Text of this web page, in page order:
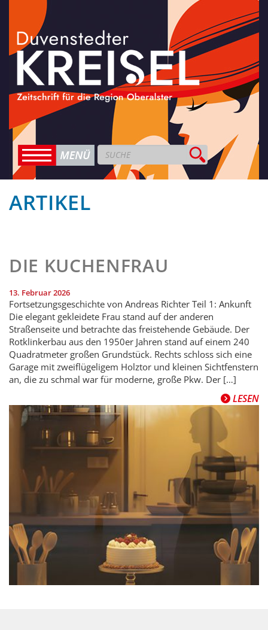
ARTIKEL
DIE KUCHENFRAU
13. Februar 2026
Fortsetzungsgeschichte von Andreas Richter Teil 1: Ankunft
Die elegant gekleidete Frau stand auf der anderen
Straßenseite und betrachte das freistehende Gebäude. Der
Rotklinkerbau aus den 1950er Jahren stand auf einem 240
Quadratmeter großen Grundstück. Rechts schloss sich eine
Garage mit zweiflügeligem Holztor und kleinen Sichtfenstern
an, die zu schmal war für moderne, große Pkw. Der […]
LESEN